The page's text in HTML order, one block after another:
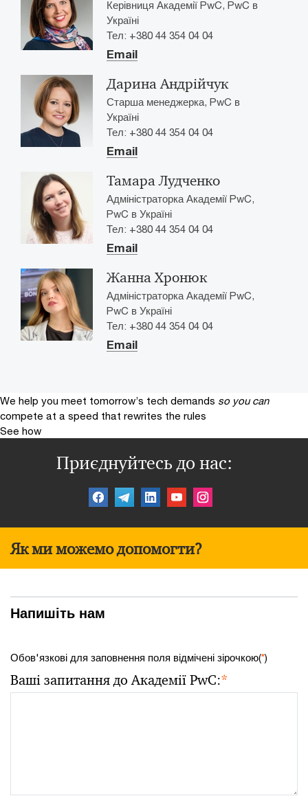
Керівниця Академії PwC, PwC в
Україні
Тел: +380 44 354 04 04
Email
Дарина Андрійчук
Старша менеджерка, PwC в
Україні
Тел: +380 44 354 04 04
Email
Тамара Лудченко
Адміністраторка Академії PwC,
PwC в Україні
Тел: +380 44 354 04 04
Email
Жанна Хронюк
Адміністраторка Академії PwC,
PwC в Україні
Тел: +380 44 354 04 04
Email
We help you meet tomorrow’s tech demands so you can
compete at a speed that rewrites the rules
See how
Приєднуйтесь до нас:
Як ми можемо допомогти?
Напишіть нам
Обов'язкові для заповнення поля відмічені зірочкою(*)
Ваші запитання до Академії PwC:*